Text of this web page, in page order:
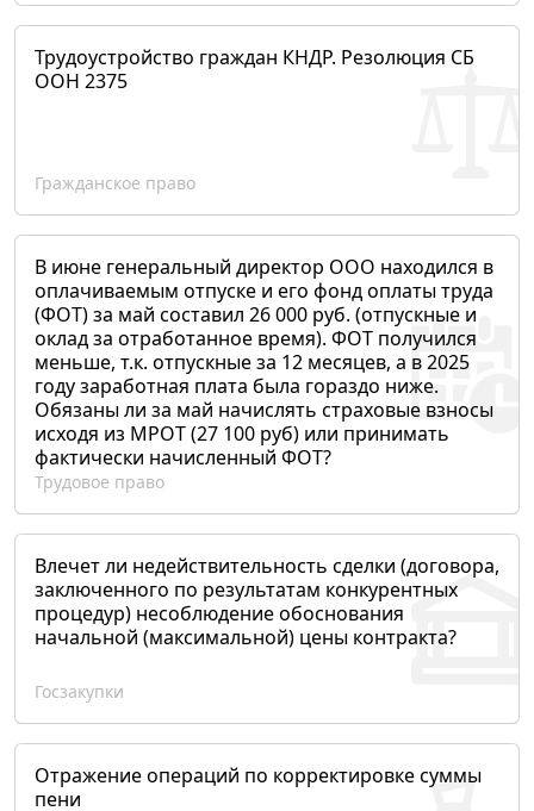
Трудоустройство граждан КНДР. Резолюция СБ
ООН 2375
Гражданское право
В июне генеральный директор ООО находился в
оплачиваемым отпуске и его фонд оплаты труда
(ФОТ) за май составил 26 000 руб. (отпускные и
оклад за отработанное время). ФОТ получился
меньше, т.к. отпускные за 12 месяцев, а в 2025
году заработная плата была гораздо ниже.
Обязаны ли за май начислять страховые взносы
исходя из МРОТ (27 100 руб) или принимать
фактически начисленный ФОТ?
Трудовое право
Влечет ли недействительность сделки (договора,
заключенного по результатам конкурентных
процедур) несоблюдение обоснования
начальной (максимальной) цены контракта?
Госзакупки
Отражение операций по корректировке суммы
пени